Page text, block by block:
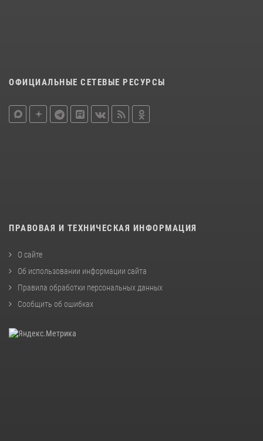
ОФИЦИАЛЬНЫЕ СЕТЕВЫЕ РЕСУРСЫ
ПРАВОВАЯ И ТЕХНИЧЕСКАЯ ИНФОРМАЦИЯ
О сайте
Об использовании информации сайта
Правила обработки персональных данных
Сообщить об ошибках